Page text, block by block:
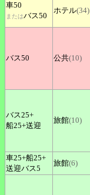
車50
またはバス50
ホテル(34)
バス50 公共(10)
バス25+
船25+送迎
旅館(10)
車25+船25+
送迎バス5
旅館(6)